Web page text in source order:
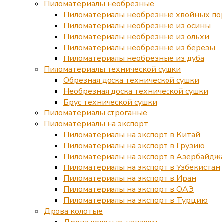
Пиломатериалы необрезные
Пиломатериалы необрезные хвойных
Пиломатериалы необрезные из осины
Пиломатериалы необрезные из ольхи
Пиломатериалы необрезные из березы
Пиломатериалы необрезные из дуба
Пиломатериалы технической сушки
Обрезная доска технической сушки
Необрезная доска технической сушки
Брус технической сушки
Пиломатериалы строганые
Пиломатериалы на экспорт
Пиломатериалы на экспорт в Китай
Пиломатериалы на экспорт в Грузию
Пиломатериалы на экспорт в
Пиломатериалы на экспорт в Узбекистан
Пиломатериалы на экспорт в Иран
Пиломатериалы на экспорт в ОАЭ
Пиломатериалы на экспорт в Турцию
Дрова колотые